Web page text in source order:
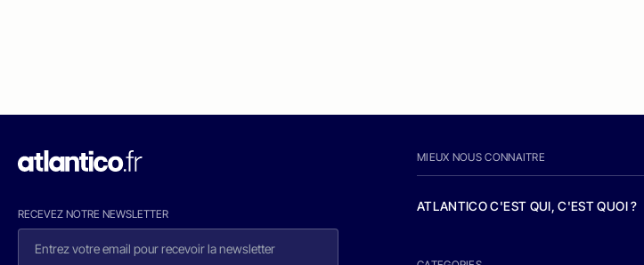
RECEVEZ NOTRE NEWSLETTER
MIEUX NOUS CONNAITRE
ATLANTICO C'EST QUI, C'EST QUOI ?